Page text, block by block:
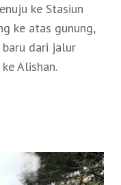
ke Stasiun
ke atas gunung,
baru dari jalur
Alishan.